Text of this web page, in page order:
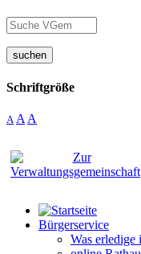
suchen
Schriftgröße
A A A
Bürgerservice
Was erledige